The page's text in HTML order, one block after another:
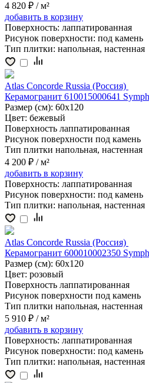
4 820 ₽ / м²
добавить в корзину
Поверхность: лаппатированная
Рисунок поверхности: под камень
Тип плитки: напольная, настенная
Atlas Concorde Russia (Россия)
Керамогранит 610015000641
Размер (см): 60x120
Цвет: бежевый
Поверхность лаппатированная
Рисунок поверхности под камень
Тип плитки напольная, настенная
4 200 ₽ / м²
добавить в корзину
Поверхность: лаппатированная
Рисунок поверхности: под камень
Тип плитки: напольная, настенная
Atlas Concorde Russia (Россия)
Керамогранит 600010002350
Размер (см): 60x120
Цвет: розовый
Поверхность лаппатированная
Рисунок поверхности под камень
Тип плитки напольная, настенная
5 910 ₽ / м²
добавить в корзину
Поверхность: лаппатированная
Рисунок поверхности: под камень
Тип плитки: напольная, настенная